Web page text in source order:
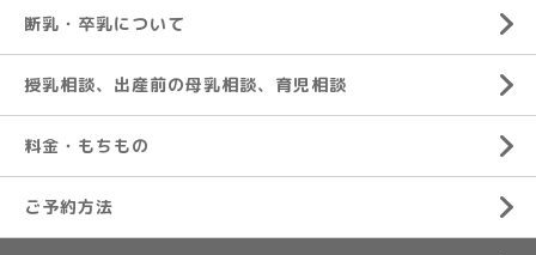
断乳・卒乳について
授乳相談、出産前の母乳相談、育児相談
料金・もちもの
ご予約方法